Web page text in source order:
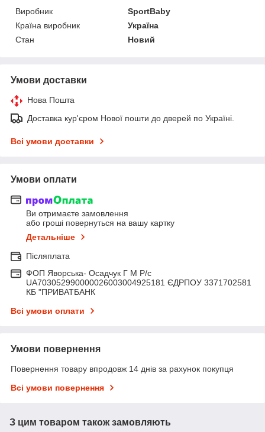
Виробник
SportBaby
Країна виробник
Україна
Стан
Новий
Умови доставки
Нова Пошта
Доставка кур'єром Нової пошти до дверей по Україні.
Всі умови доставки
Умови оплати
Ви отримаєте замовлення
або гроші повернуться на вашу картку
Детальніше
Післяплата
ФОП Яворська- Осадчук Г М Р/c
UA703052990000026003004925181 ЄДРПОУ 3371702581
КБ "ПРИВАТБАНК
Всі умови оплати
Умови повернення
Повернення товару впродовж 14 днів за рахунок покупця
Всі умови повернення
З цим товаром також замовляють